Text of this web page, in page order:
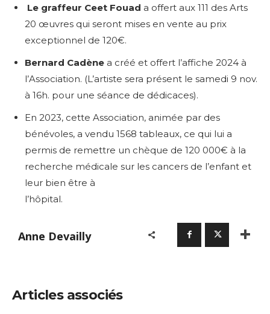
Le graffeur Ceet Fouad a offert aux 111 des Arts
20 œuvres qui seront mises en vente au prix
exceptionnel de 120€.
Bernard Cadène a créé et offert l’affiche 2024 à
l’Association. (L’artiste sera présent le samedi 9 nov.
à 16h. pour une séance de dédicaces).
En 2023, cette Association, animée par des
bénévoles, a vendu 1568 tableaux, ce qui lui a
permis de remettre un chèque de 120 000€ à la
recherche médicale sur les cancers de l’enfant et
leur bien être à
l’hôpital.
Anne Devailly
Articles associés